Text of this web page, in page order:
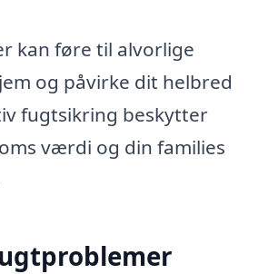
kan føre til alvorlige
og påvirke dit helbred
fugtsikring beskytter
værdi og din families